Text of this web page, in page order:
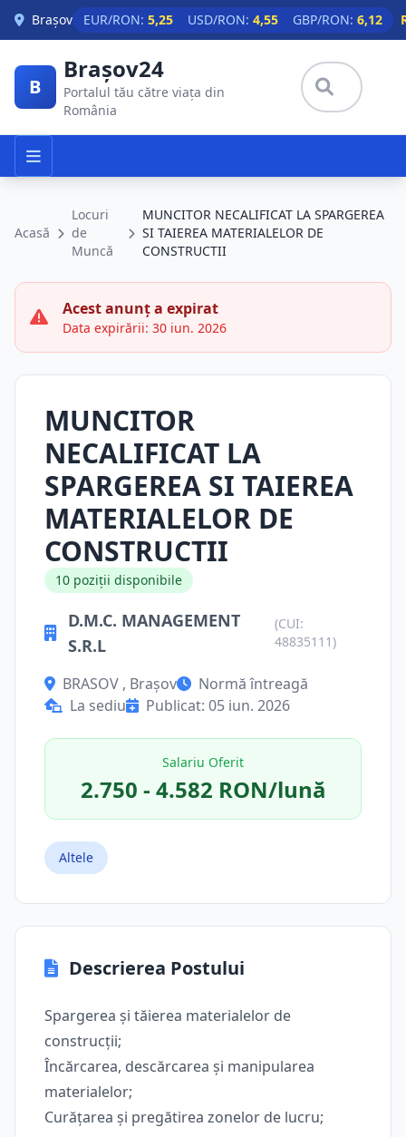
Skip to main content
Brașov EUR/RON: 5,25 USD/RON: 4,55 GBP/RON: 6,12
B
Brașov24
Portalul tău către viața din
România
Acasă
Locuri
de
Muncă
MUNCITOR NECALIFICAT LA SPARGEREA
SI TAIEREA MATERIALELOR DE
CONSTRUCTII
Acest anunț a expirat
Data expirării: 30 iun. 2026
MUNCITOR
NECALIFICAT LA
SPARGEREA SI TAIEREA
MATERIALELOR DE
CONSTRUCTII
10 poziții disponibile
D.M.C. MANAGEMENT
S.R.L
(CUI:
48835111)
BRASOV , Brașov
Normă întreagă
La sediu
Publicat: 05 iun. 2026
Salariu Oferit
2.750 - 4.582 RON/lună
Altele
Descrierea Postului
Spargerea și tăierea materialelor de
construcții;
Încărcarea, descărcarea și manipularea
materialelor;
Curățarea și pregătirea zonelor de lucru;